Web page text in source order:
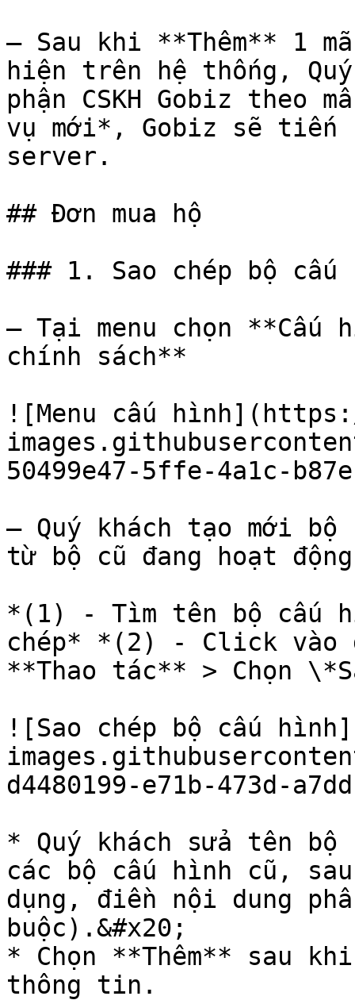
– Sau khi **Thêm** 1
hiện trên hệ thống,
phận CSKH Gobiz theo
vụ mới*, Gobiz sẽ tiến
server.
## Đơn mua hộ
### 1. Sao chép bộ cấu
– Tại menu chọn **Cấu
chính sách**
![Menu cấu
50499e47-5ffe-4a1c-
– Quý khách tạo mới bộ
từ bộ cũ đang hoạt
*(1) - Tìm tên bộ cấu
chép* *(2) - Click vào
**Thao tác** > Chọn
![Sao chép bộ cấu
d4480199-e71b-473d-
* Quý khách sửa tên
các bộ cấu hình cũ,
dụng, điền nội dung
buộc).&#x20;
* Chọn **Thêm** sau
thông tin.